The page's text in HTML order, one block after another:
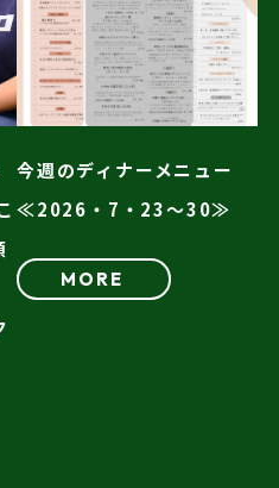
今週のディナーメニュー
≪2026・7・23～30≫
MORE